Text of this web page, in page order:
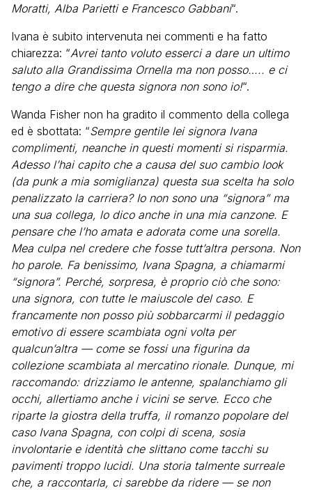
Moratti, Alba Parietti e Francesco Gabbani“.
Ivana è subito intervenuta nei commenti e ha fatto
chiarezza: “Avrei tanto voluto esserci a dare un ultimo
saluto alla Grandissima Ornella ma non posso….. e ci
tengo a dire che questa signora non sono io!“.
Wanda Fisher non ha gradito il commento della collega
ed è sbottata: “Sempre gentile lei signora Ivana
complimenti, neanche in questi momenti si risparmia.
Adesso l’hai capito che a causa del suo cambio look
(da punk a mia somiglianza) questa sua scelta ha solo
penalizzato la carriera? Io non sono una “signora” ma
una sua collega, lo dico anche in una mia canzone. E
pensare che l’ho amata e adorata come una sorella.
Mea culpa nel credere che fosse tutt’altra persona. Non
ho parole. Fa benissimo, Ivana Spagna, a chiamarmi
“signora”. Perché, sorpresa, è proprio ciò che sono:
una signora, con tutte le maiuscole del caso. E
francamente non posso più sobbarcarmi il pedaggio
emotivo di essere scambiata ogni volta per
qualcun’altra — come se fossi una figurina da
collezione scambiata al mercatino rionale. Dunque, mi
raccomando: drizziamo le antenne, spalanchiamo gli
occhi, allertiamo anche i vicini se serve. Ecco che
riparte la giostra della truffa, il romanzo popolare del
caso Ivana Spagna, con colpi di scena, sosia
involontarie e identità che slittano come tacchi su
pavimenti troppo lucidi. Una storia talmente surreale
che, a raccontarla, ci sarebbe da ridere — se non